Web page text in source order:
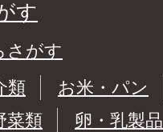
す
さがす
類
お米・パン
菜類
卵・乳製品